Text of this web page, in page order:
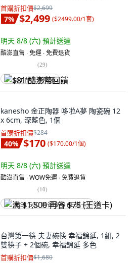
首購折扣價$2,699
7% $2,499 ($2499.00/1套)
明天 8/8 (六) 預計送達
酷澎直售 ∙ 免運 ∙ 免費退貨
(29)
$81 酷澎幣回饋
kanesho 金正陶器 哆啦A夢 陶瓷碗 12
x 6cm, 深藍色, 1個
首購折扣價$284
40% $170 ($170.00/1個)
明天 8/8 (六) 預計送達
酷澎直售 ∙ WOW免運 ∙ 免費退貨
(10)
满 $1,500 再省 $75 (王道卡)
台灣第一筷 夫妻碗筷 幸福錦延, 1組, 2
雙筷子 + 2個碗, 幸福錦延 多色
首購折扣價$1,680